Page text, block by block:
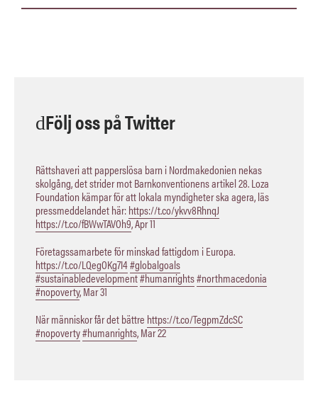
Följ oss på Twitter
Rättshaveri att papperslösa barn i Nordmakedonien nekas
skolgång, det strider mot Barnkonventionens artikel 28. Loza
Foundation kämpar för att lokala myndigheter ska agera, läs
pressmeddelandet här:https://t.co/ykvv8RhnqJ
https://t.co/fBWwTAVOh9,Apr 11
Företagssamarbete för minskad fattigdom i Europa.
https://t.co/LQegOKg7I4#globalgoals
#sustainabledevelopment#humanrights#northmacedonia
#nopoverty,Mar 31
När människor får det bättre https://t.co/TegpmZdcSC
#nopoverty#humanrights,Mar 22